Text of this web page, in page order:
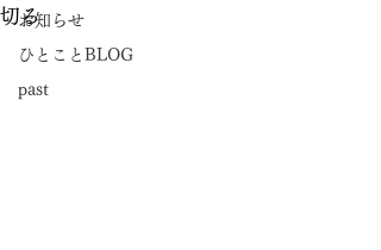
お知らせ
ひとことBLOG
past
切る